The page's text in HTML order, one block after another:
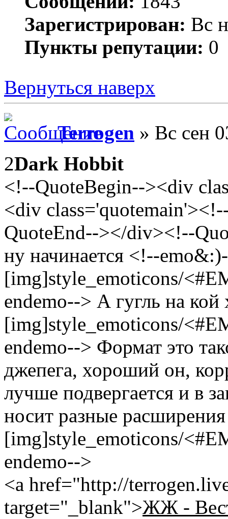
Зарегистрирован: Вс
Пункты репутации: 0
Вернуться наверх
Terrogen » Вс сен
2Dark Hobbit
<!--QuoteBegin--><div
<div
QuoteEnd--></div><!--
ну начинается <!--
[img]style_emoticons/
endemo--> А гугль на
[img]style_emoticons/
endemo--> Формат это
джепега, хороший он,
лучше подвергается и в
носит разные
[img]style_emoticons/
endemo-->
<a href="http://
target="_blank">ЖЖ -